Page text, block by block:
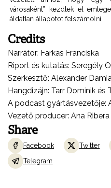
városaként” kezdtek el
áldatlan állapotot felszámolni.
Credits
Narrátor: Farkas Franciska
Riport és kutatás: Seregély
Szerkesztő: Alexander
Hangdizájn: Tarr Dominik és
A podcast gyártásvezetője:
Vezető producer: Ana Ribera
Share
Facebook Twitter
Telegram